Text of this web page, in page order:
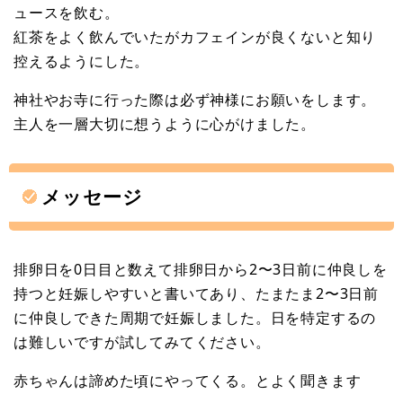
ュースを飲む。
紅茶をよく飲んでいたがカフェインが良くないと知り
控えるようにした。
神社やお寺に行った際は必ず神様にお願いをします。
主人を一層大切に想うように心がけました。
メッセージ
排卵日を0日目と数えて排卵日から2〜3日前に仲良しを
持つと妊娠しやすいと書いてあり、たまたま2〜3日前
に仲良しできた周期で妊娠しました。日を特定するの
は難しいですが試してみてください。
赤ちゃんは諦めた頃にやってくる。とよく聞きます